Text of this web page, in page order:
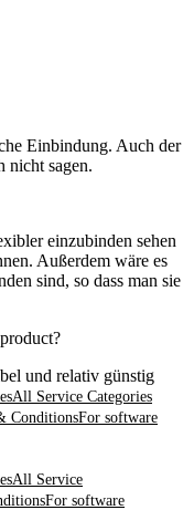
Einbindung. Auch der
nicht sagen.
einzubinden sehen
Außerdem wäre es
sind, so dass man sie
und relativ günstig
All Service Categories
ConditionsFor software
All Service
For software